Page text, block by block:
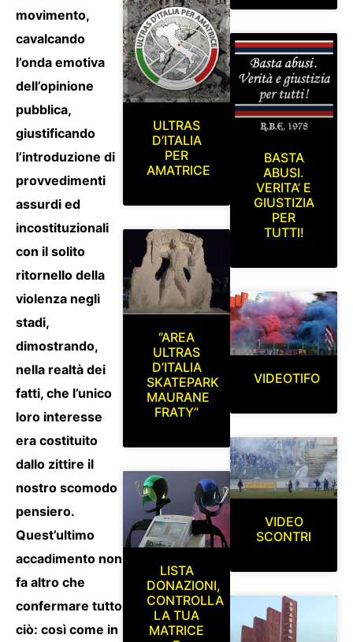
movimento,
cavalcando
l’onda emotiva
dell’opinione
pubblica,
giustificando
l’introduzione di
provvedimenti
assurdi ed
incostituzionali
con il solito
ritornello della
violenza negli
stadi,
dimostrando,
nella realtà dei
fatti, che l’unico
loro interesse
era costituito
dallo zittire il
nostro scomodo
pensiero.
Quest’ultimo
accadimento non
fa altro che
confermare tutto
ciò: così come in
ULTRAS
D’ITALIA
PER
AMATRICE
“AREA
ULTRAS
D’ITALIA
SKATEPARK
MAURANE
FRATY”
LISTA
DONAZIONI,
CONTROLLA
LA TUA
MATRICE
BASTA
ABUSI.
VERITA’ E
GIUSTIZIA
PER
TUTTI!
VIDEOTIFO
VIDEO
SCONTRI